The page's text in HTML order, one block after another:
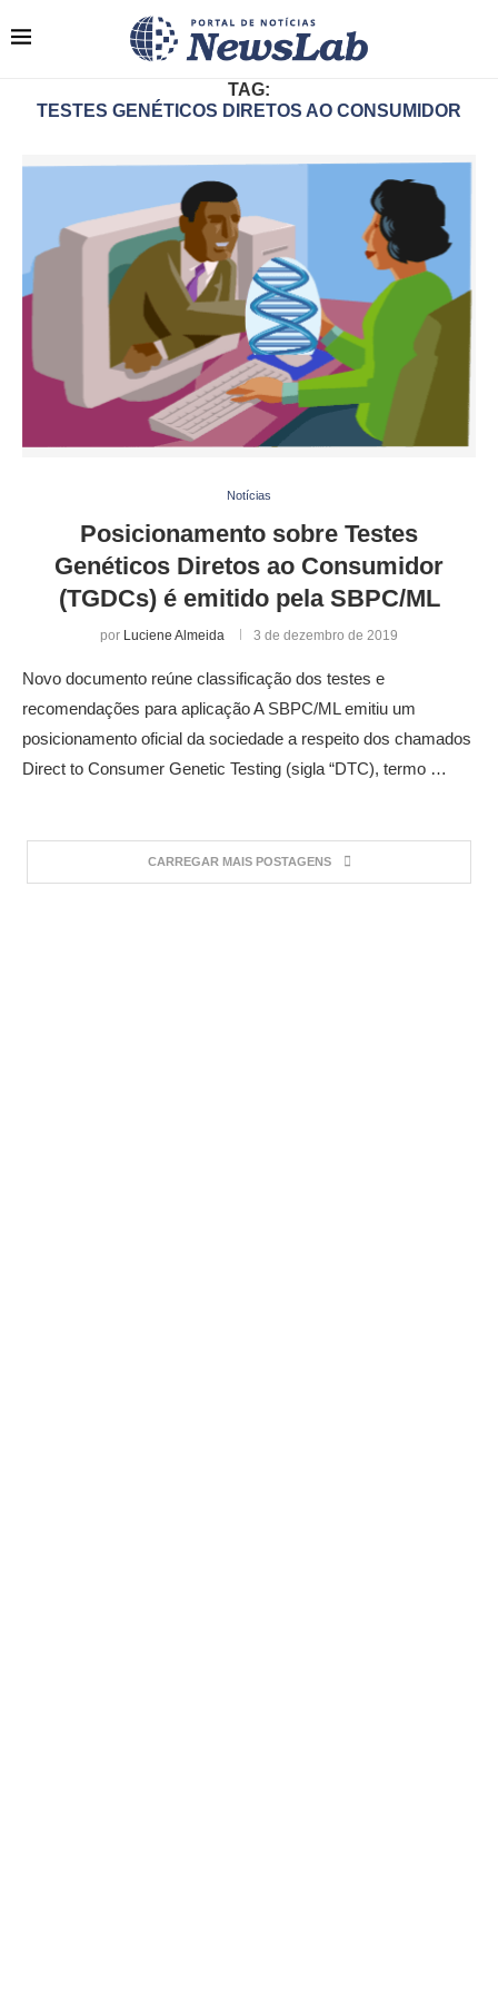
TAG:
TESTES GENÉTICOS DIRETOS AO CONSUMIDOR
Notícias
Posicionamento sobre Testes
Genéticos Diretos ao Consumidor
(TGDCs) é emitido pela SBPC/ML
por Luciene Almeida 3 de dezembro de 2019
Novo documento reúne classificação dos testes e
recomendações para aplicação A SBPC/ML emitiu um
posicionamento oficial da sociedade a respeito dos chamados
Direct to Consumer Genetic Testing (sigla “DTC), termo …
CARREGAR MAIS POSTAGENS